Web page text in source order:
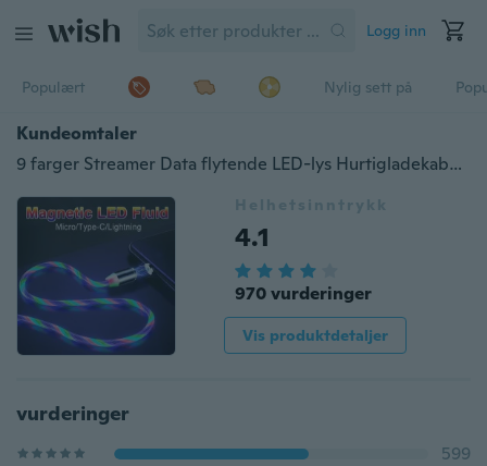
Logg inn
Populært Nylig sett på
Kundeomtaler
9 farger Streamer Data flytende LED-lys Hurtigladekabel egnet for IPhone Android Type-C-adapter
Helhetsinntrykk
4.1
970 vurderinger
Vis produktdetaljer
vurderinger
599